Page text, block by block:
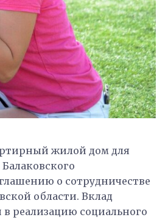
жилой дом для
о сотрудничестве
области. Вклад
реализацию социального